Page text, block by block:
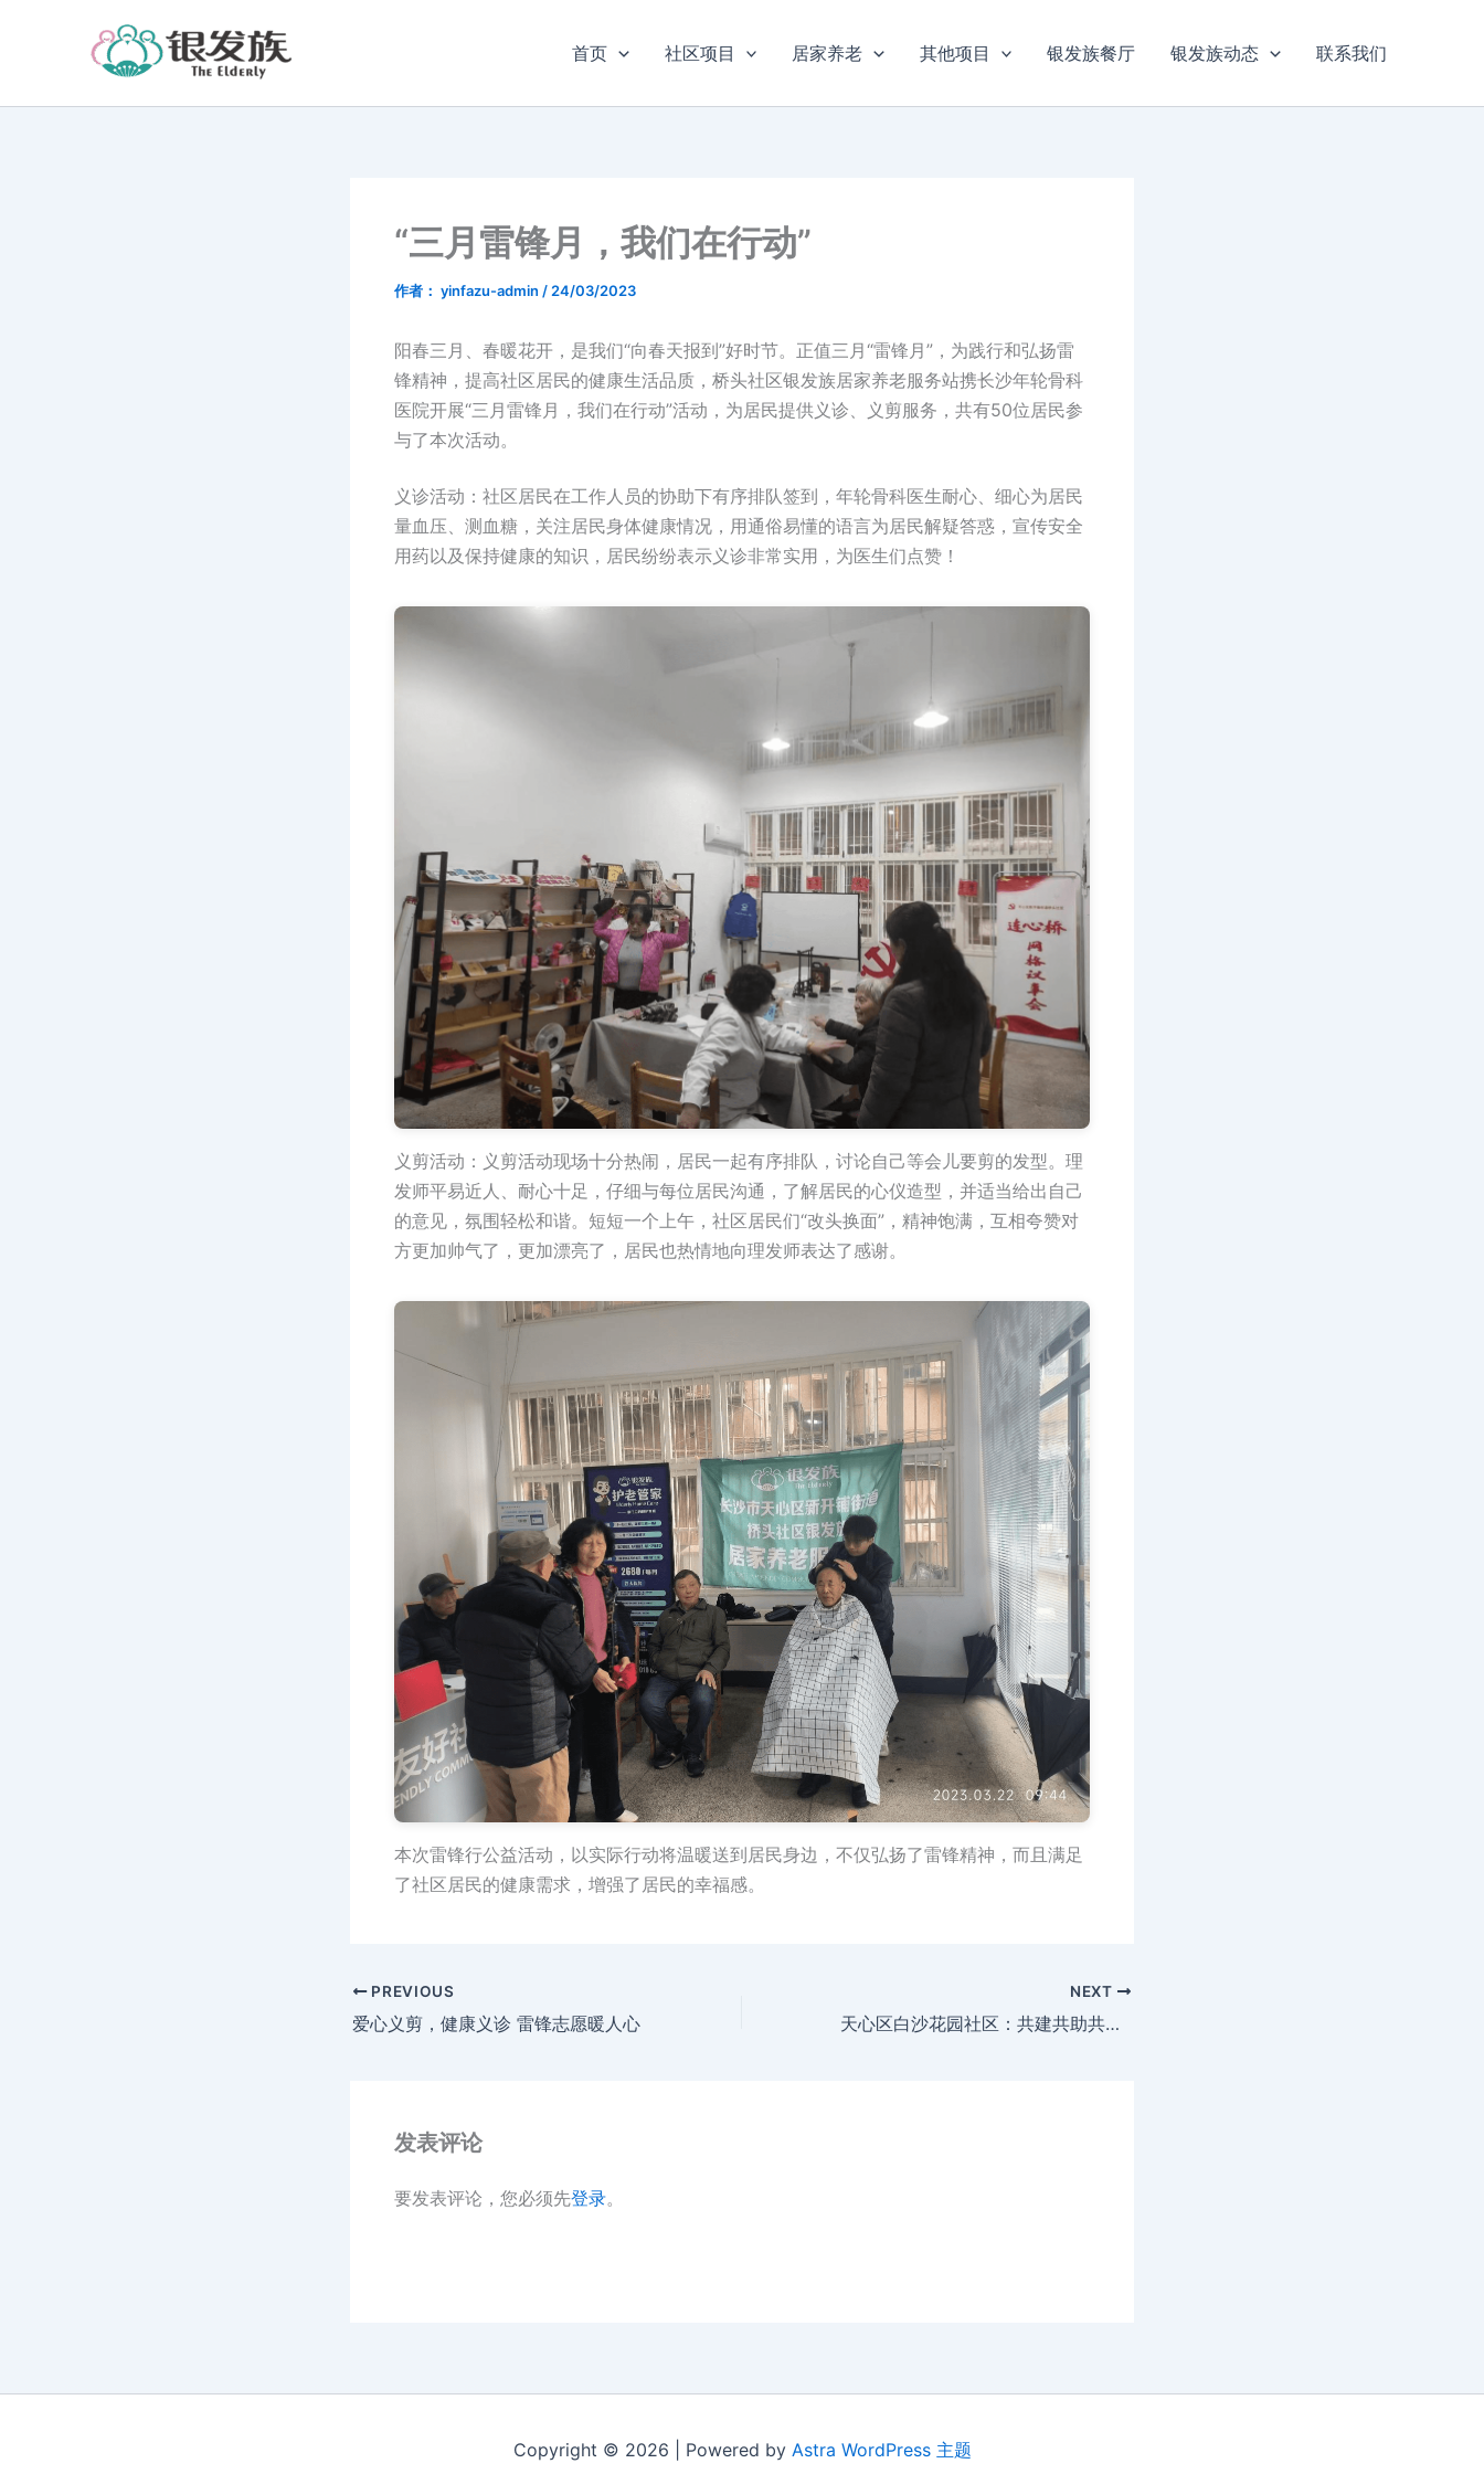
首页 社区项目 居家养老 其他项目 银发族餐厅 银发族动态 联系我们
“三月雷锋月，我们在行动”
作者： yinfazu-admin / 24/03/2023
阳春三月、春暖花开，是我们“向春天报到”好时节。正值三月“雷锋月”，为践行和弘扬雷
锋精神，提高社区居民的健康生活品质，桥头社区银发族居家养老服务站携长沙年轮骨科
医院开展“三月雷锋月，我们在行动”活动，为居民提供义诊、义剪服务，共有50位居民参
与了本次活动。
义诊活动：社区居民在工作人员的协助下有序排队签到，年轮骨科医生耐心、细心为居民
量血压、测血糖，关注居民身体健康情况，用通俗易懂的语言为居民解疑答惑，宣传安全
用药以及保持健康的知识，居民纷纷表示义诊非常实用，为医生们点赞！
义剪活动：义剪活动现场十分热闹，居民一起有序排队，讨论自己等会儿要剪的发型。理
发师平易近人、耐心十足，仔细与每位居民沟通，了解居民的心仪造型，并适当给出自己
的意见，氛围轻松和谐。短短一个上午，社区居民们“改头换面”，精神饱满，互相夸赞对
方更加帅气了，更加漂亮了，居民也热情地向理发师表达了感谢。
本次雷锋行公益活动，以实际行动将温暖送到居民身边，不仅弘扬了雷锋精神，而且满足
了社区居民的健康需求，增强了居民的幸福感。
PREVIOUS
爱心义剪，健康义诊 雷锋志愿暖人心
NEXT
天心区白沙花园社区：共建共助共享，构建老旧小区养老服务支撑体系
发表评论
要发表评论，您必须先登录。
Copyright © 2026 | Powered by Astra WordPress 主题